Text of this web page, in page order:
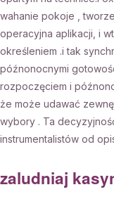
wahanie pokoje ,
operacyjna aplikacji, i
określeniem .i tak
późnonocnymi
rozpoczęciem i
że może udawać
wybory . Ta
instrumentalistów od
zaludniaj